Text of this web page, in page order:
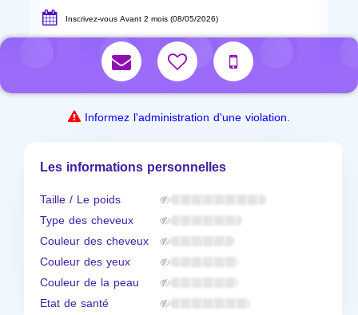
Inscrivez-vous Avant 2 mois (08/05/2026)
Informez l'administration d'une violation.
Les informations personnelles
Taille / Le poids
Type des cheveux
Couleur des cheveux
Couleur des yeux
Couleur de la peau
Etat de santé